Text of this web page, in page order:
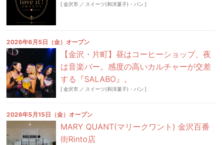
[金沢市 ／ スイーツ(和洋菓子)・パン ]
2026年6月5日（金）オープン
【金沢・片町】昼はコーヒーショップ、夜
は音楽バー。感度の高いカルチャーが交差
する『SALABO』。
[金沢市 ／ スイーツ(和洋菓子)・パン ]
2026年5月15日（金）オープン
MARY QUANT(マリークワント) 金沢百番
街Rinto店